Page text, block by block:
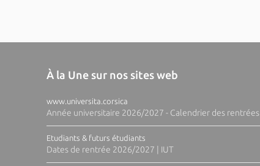
À la Une sur nos sites web
www.universita.corsica
Année universitaire 2026/2027 - Calendrier des rentrées
Etudiants & futurs étudiants
Dates de rentrée 2026/2027 | IUT